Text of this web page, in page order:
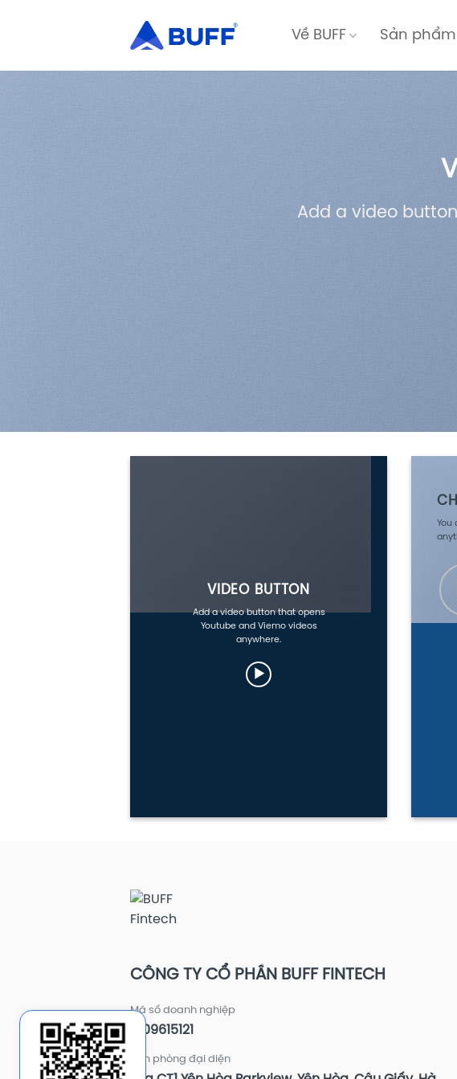
dung
Về BUFF Sản
Add a video
VIDEO BUTTON
Add a video button that opens
Youtube and Viemo videos
anywhere.
You
CÔNG TY CỔ PHẦN BUFF FINTECH
Mã số doanh nghiệp
0109615121
Văn phòng đại diện